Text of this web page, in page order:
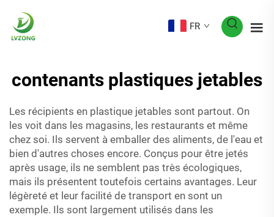
FR
contenants plastiques jetables
Les récipients en plastique jetables sont partout. On
les voit dans les magasins, les restaurants et même
chez soi. Ils servent à emballer des aliments, de l'eau et
bien d'autres choses encore. Conçus pour être jetés
après usage, ils ne semblent pas très écologiques,
mais ils présentent toutefois certains avantages. Leur
légèreté et leur facilité de transport en sont un
exemple. Ils sont largement utilisés dans les